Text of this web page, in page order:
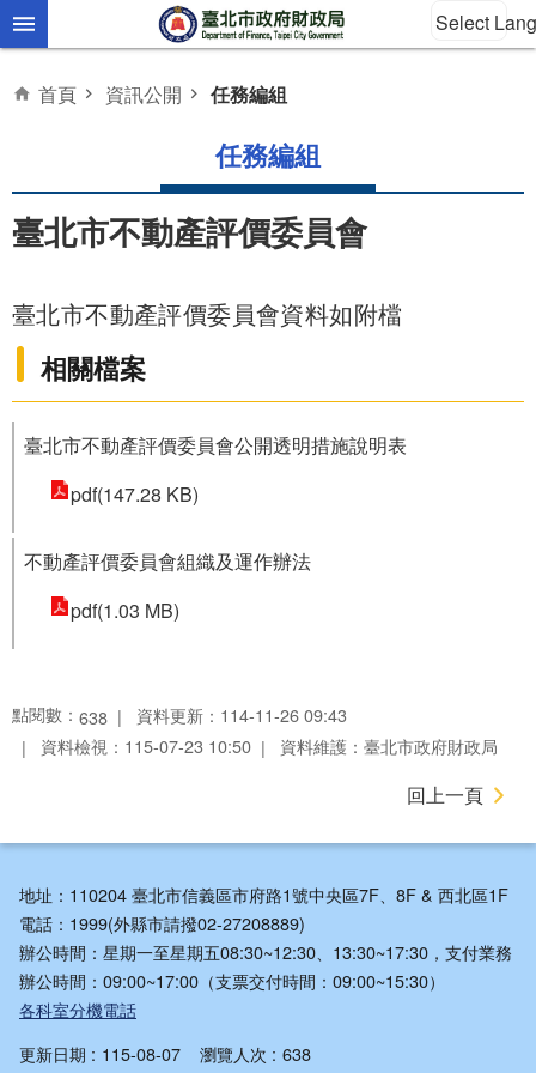
跳到主要內容區塊 Select
首頁 資訊公開 任務編組
任務編組
臺北市不動產評價委員會
臺北市不動產評價委員會資料如附檔
相關檔案
臺北市不動產評價委員會公開透明措施說明表
pdf(147.28 KB)
不動產評價委員會組織及運作辦法
pdf(1.03 MB)
點閱數： 638
資料更新：114-11-26 09:43
資料檢視：115-07-23 10:50
資料維護：臺北市政府財政局
回上一頁
地址：110204 臺北市信義區市府路1號中央區7F、8F & 西北區1F
電話：1999(外縣市請撥02-27208889)
辦公時間：星期一至星期五08:30~12:30、13:30~17:30，支付業務
辦公時間：09:00~17:00（支票交付時間：09:00~15:30）
各科室分機電話
更新日期
115-08-07 瀏覽人次 638